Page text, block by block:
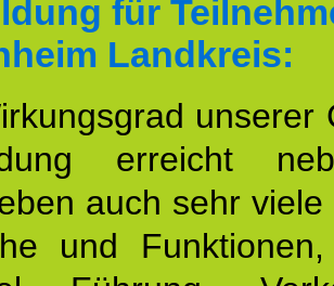
für
Landkreis:
unserer
erreicht
auch sehr
und